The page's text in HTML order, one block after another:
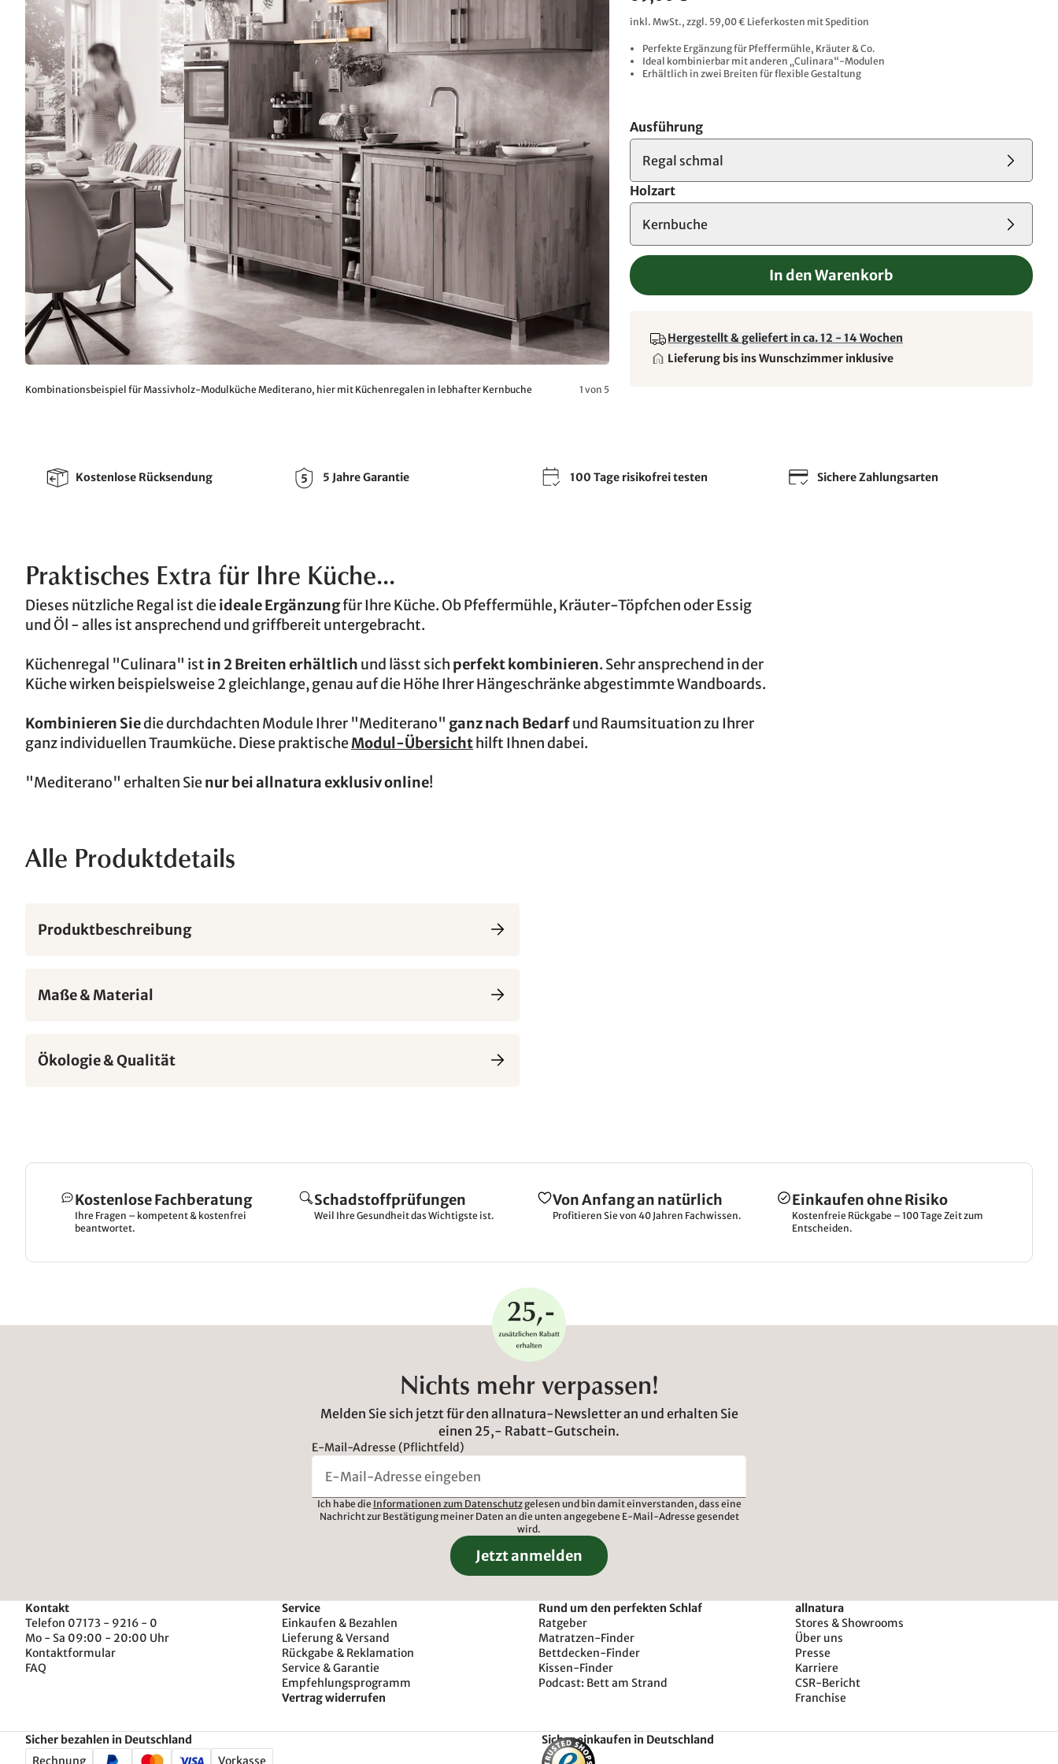
Kombinationsbeispiel für Massivholz-Modulküche Mediterano, hier mit Küchenregalen in lebhafter Kernbuche 1 von 5
inkl. MwSt., zzgl. 59,00 € Lieferkosten mit Spedition
Perfekte Ergänzung für Pfeffermühle, Kräuter & Co.
Ideal kombinierbar mit anderen „Culinara“-Modulen
Erhältlich in zwei Breiten für flexible Gestaltung
Ausführung
Regal schmal
Holzart
Kernbuche
In den Warenkorb
Hergestellt & geliefert in ca. 12 - 14 Wochen
Lieferung bis ins Wunschzimmer inklusive
Kostenlose Rücksendung 5 Jahre Garantie 100 Tage risikofrei testen Sichere Zahlungsarten
Praktisches Extra für Ihre Küche...
Dieses nützliche Regal ist dieideale Ergänzungfür Ihre Küche. Ob Pfeffermühle, Kräuter-Töpfchen oder Essig
und Öl - alles ist ansprechend und griffbereit untergebracht.
Küchenregal "Culinara" ist in 2 Breiten erhältlich und lässt sich perfekt kombinieren. Sehr ansprechend in der
Küche wirken beispielsweise 2 gleichlange, genau auf die Höhe Ihrer Hängeschränke abgestimmte Wandboards.
Kombinieren Siedie durchdachten Module Ihrer "Mediterano" ganz nach Bedarfund Raumsituation zu Ihrer
ganz individuellen Traumküche. Diese praktischeModul-Übersichthilft Ihnen dabei.
"Mediterano" erhalten Sienur bei allnatura exklusiv online!
Alle Produktdetails
Produktbeschreibung
Maße & Material
Ökologie & Qualität
Kostenlose Fachberatung
Ihre Fragen – kompetent & kostenfrei
beantwortet.
Schadstoffprüfungen
Weil Ihre Gesundheit das Wichtigste ist.
Von Anfang an natürlich
Profitieren Sie von 40 Jahren Fachwissen.
Einkaufen ohne Risiko
Kostenfreie Rückgabe – 100 Tage Zeit zum
Entscheiden.
Nichts mehr verpassen!
Melden Sie sich jetzt für den allnatura-Newsletter an und erhalten Sie
einen 25,- Rabatt-Gutschein.
E-Mail-Adresse (Pflichtfeld)
Ich habe die Informationen zum Datenschutzgelesen und bin damit einverstanden, dass eine
Nachricht zur Bestätigung meiner Daten an die unten angegebene E-Mail-Adresse gesendet
wird.
Jetzt anmelden
Kontakt
Telefon 07173 - 9216 - 0
Mo - Sa 09:00 - 20:00 Uhr
Kontaktformular
FAQ
Service
Einkaufen & Bezahlen
Lieferung & Versand
Rückgabe & Reklamation
Service & Garantie
Empfehlungsprogramm
Vertrag widerrufen
Rund um den perfekten Schlaf
Ratgeber
Matratzen-Finder
Bettdecken-Finder
Kissen-Finder
Podcast: Bett am Strand
allnatura
Stores & Showrooms
Über uns
Presse
Karriere
CSR-Bericht
Franchise
Sicher bezahlen in Deutschland
Rechnung
Vorkasse
Sicher einkaufen in Deutschland